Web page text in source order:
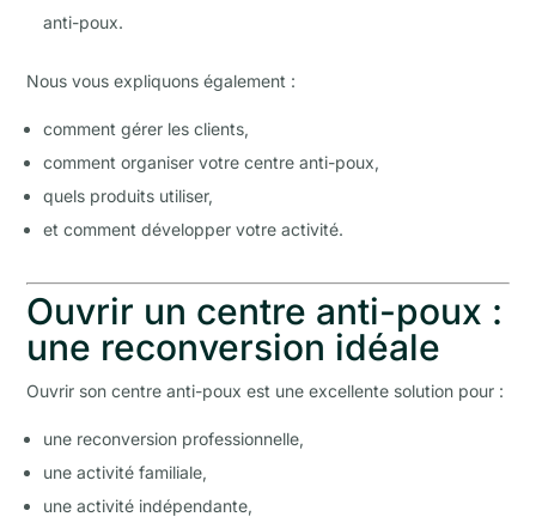
anti-poux.
Nous vous expliquons également :
comment gérer les clients,
comment organiser votre centre anti-poux,
quels produits utiliser,
et comment développer votre activité.
Ouvrir un centre anti-poux :
une reconversion idéale
Ouvrir son centre anti-poux est une excellente solution pour :
une reconversion professionnelle,
une activité familiale,
une activité indépendante,